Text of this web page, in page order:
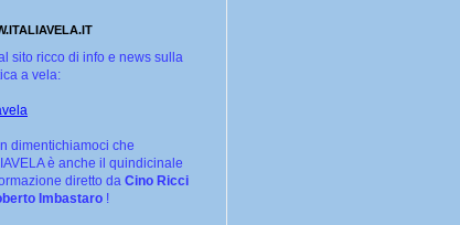
sito ricco di info e news sulla
a vela:
dimentichiamoci che
è anche il quindicinale
diretto da Cino Ricci
Imbastaro !